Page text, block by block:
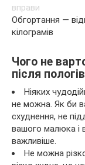
Обгортання —
кілограмів
Чого не
після пологів
Ніяких
не можна. Як би
схуднення, не
вашого малюка і
важливіше.
Не можна